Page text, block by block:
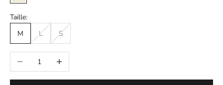
Taille:
M
L S
Diminuer la quantitéAugmenter la quantité